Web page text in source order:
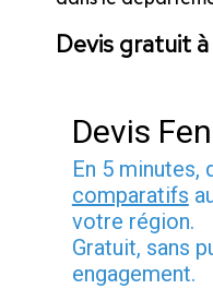
Devis gratuit
Devis
En 5 minutes,
comparatifs
votre région.
Gratuit, sans
engagement.